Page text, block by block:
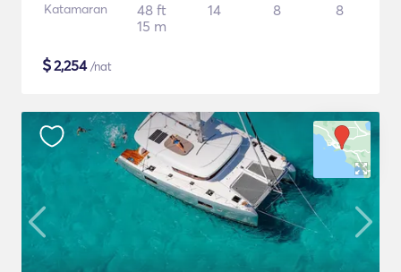
Katamaran
48 ft
15 m
14 8 8
$2,254/nat